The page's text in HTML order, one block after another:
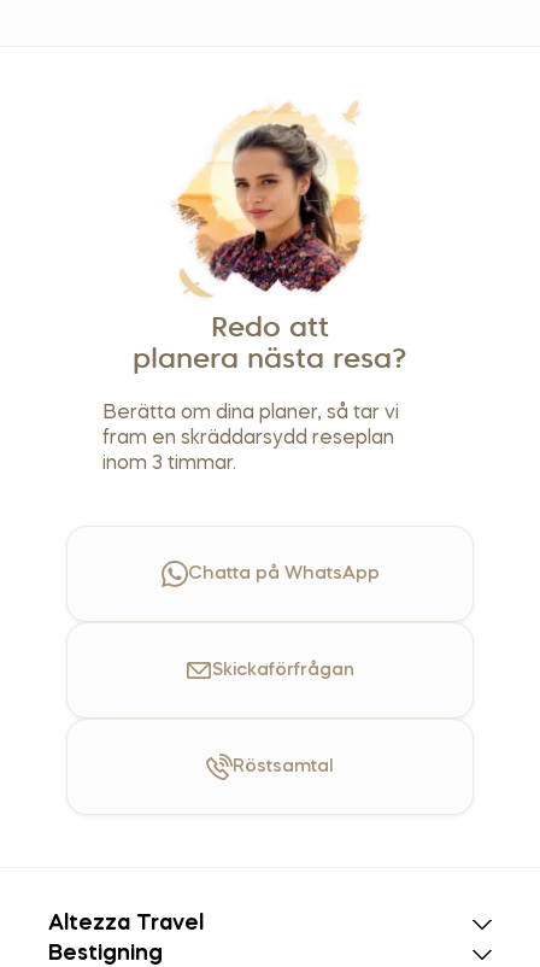
Redo att
planera nästa resa?
Berätta om dina planer, så tar vi
fram en skräddarsydd reseplan
inom 3 timmar.
Chatta på WhatsApp
Skickaförfrågan
Röstsamtal
Altezza Travel
Bestigning